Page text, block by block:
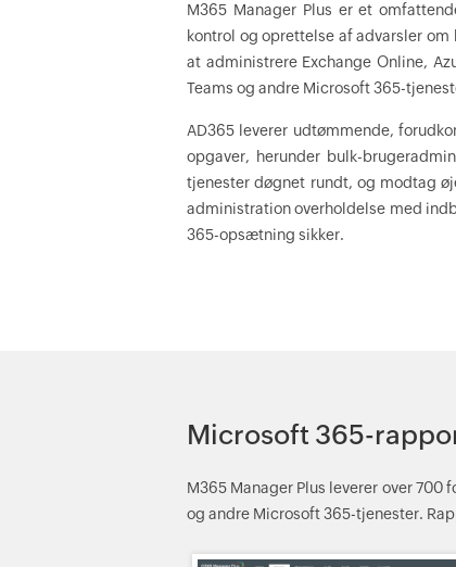
M365 Manager Plus er et
kontrol og oprettelse af advarsler
at administrere Exchange Online,
Teams og andre Microsoft 365-
AD365 leverer udtømmende,
opgaver, herunder bulk-
tjenester døgnet rundt, og modtag
administration overholdelse med
365-opsætning sikker.
Microsoft 365-
M365 Manager Plus leverer over 700
og andre Microsoft 365-tjenester.